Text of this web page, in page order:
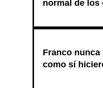
normal de los
Franco
como sí